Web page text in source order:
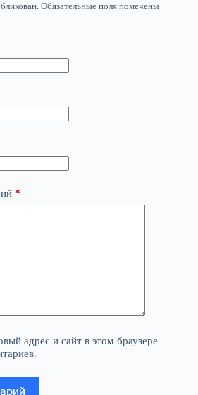
Обязательные поля помечены
*
адрес и сайт в этом браузере